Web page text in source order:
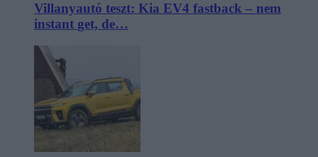
Villanyautó teszt: Kia EV4 fastback – nem
instant get, de…